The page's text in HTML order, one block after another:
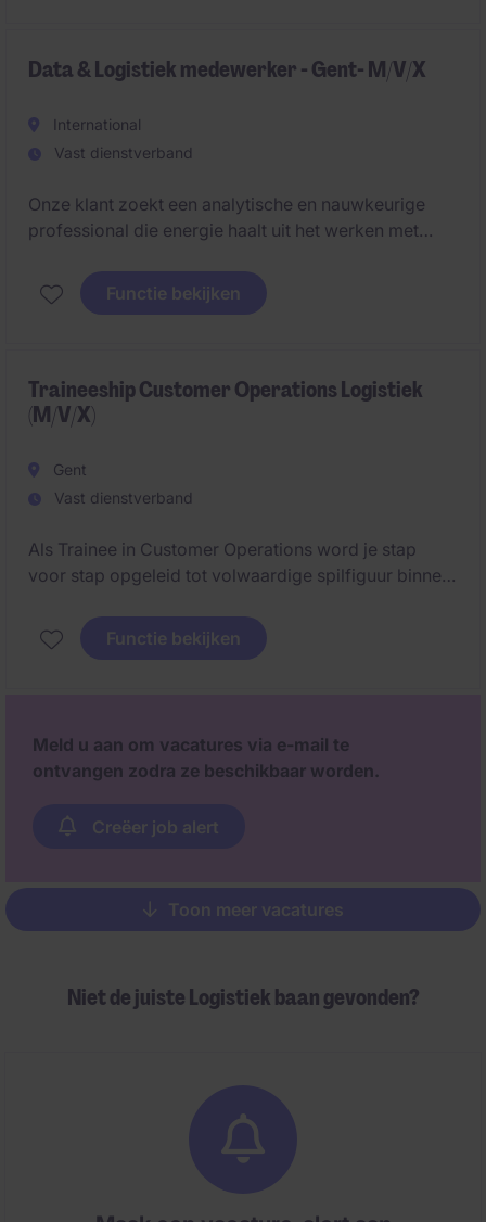
Data & Logistiek medewerker - Gent- M/V/X
International
Vast dienstverband
Onze klant zoekt een analytische en nauwkeurige
professional die energie haalt uit het werken met
veelzijdige functie ondersteun je zowel operationele
teams als projectactiviteiten en draag je actief bij aan
Functie bekijken
Traineeship Customer Operations Logistiek
(M/V/X)
Gent
Vast dienstverband
Als Trainee in Customer Operations word je stap
voor stap opgeleid tot volwaardige spilfiguur binnen
betrokken te zijn bij klantendossiers en zo een
stevige basis te leggen binnen de supply chain.
Functie bekijken
Meld u aan om vacatures via e-mail te
ontvangen zodra ze beschikbaar worden.
Creëer job alert
Pagination
Toon meer vacatures
Niet de juiste Logistiek baan gevonden?